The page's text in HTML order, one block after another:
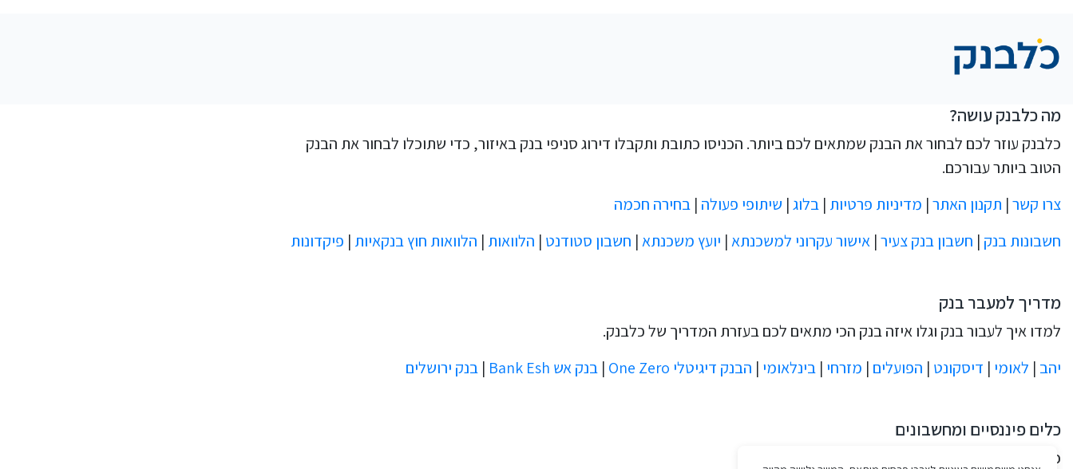
מה כלבנק עושה?
כלבנק עוזר לכם לבחור את הבנק שמתאים לכם ביותר. הכניסו כתובת ותקבלו דירוג סניפי בנק באיזור, כדי שתוכלו לבחור את הבנק
הטוב ביותר עבורכם.
צרו קשר| תקנון האתר| מדיניות פרטיות | בלוג| שיתופי פעולה | בחירה חכמה
חשבונות בנק | חשבון בנק צעיר| אישור עקרוני למשכנתא| יועץ משכנתא| חשבון סטודנט | הלוואות | הלוואות חוץ בנקאיות | פיקדונות
מדריך למעבר בנק
למדו איך לעבור בנק וגלו איזה בנק הכי מתאים לכם בעזרת המדריך של כלבנק.
יהב | לאומי | דיסקונט | הפועלים | מזרחי | בינלאומי | הבנק דיגיטלי One Zero | בנק אש Bank Esh | בנק ירושלים
כלים פיננסיים ומחשבונים
כלים שיעזרו לך לתכנן את החיסכון וההלוואות שלך